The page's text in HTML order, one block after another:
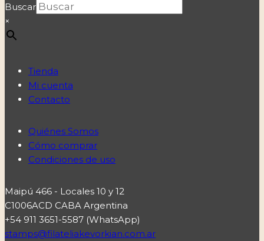
Buscar
×
Tienda
Mi cuenta
Contacto
Quiénes Somos
Cómo comprar
Condiciones de uso
Maipú 466 - Locales 10 y 12
C1006ACD CABA Argentina
+54 911 3651-5587 (WhatsApp)
stamps@filateliakevorkian.com.ar